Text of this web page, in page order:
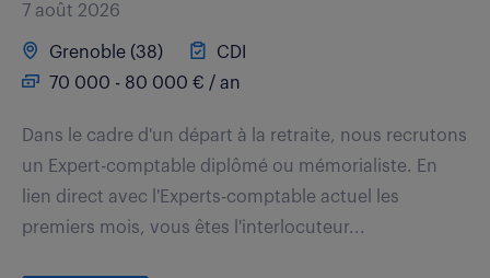
7 août 2026
Grenoble (38)
CDI
70 000 - 80 000 € / an
Dans le cadre d'un départ à la retraite, nous recrutons
un Expert-comptable diplômé ou mémorialiste. En
lien direct avec l'Experts-comptable actuel les
premiers mois, vous êtes l'interlocuteur...